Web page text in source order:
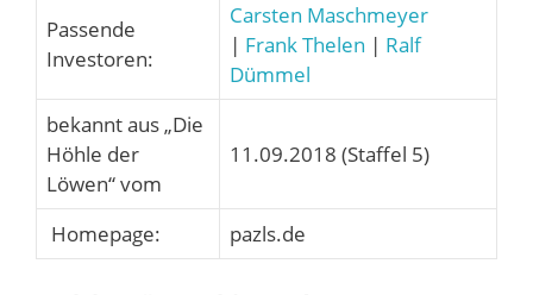
Passende
Investoren:
Carsten Maschmeyer
| Frank Thelen | Ralf
Dümmel
bekannt aus „Die
Höhle der
Löwen“ vom
11.09.2018 (Staffel 5)
Homepage: pazls.de